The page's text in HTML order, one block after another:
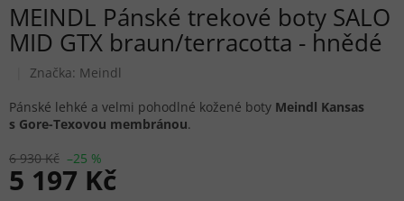
MEINDL Pánské trekové boty SALO
MID GTX braun/terracotta - hnědé
Značka: Meindl
6 930 Kč –25 %
5 197 Kč
Pánské lehké a velmi pohodlné kožené boty Meindl Kansas
s Gore-Texovou membránou.